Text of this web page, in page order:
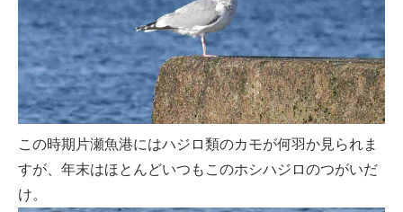
この時期片瀬魚港にはハジロ類のカモが何羽か見られま
すが、年末はほとんどいつもこのホシハジロのつがいだ
け。